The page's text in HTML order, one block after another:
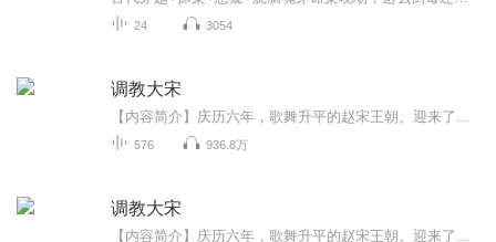
24 3054
调教大宋
576 936.8万
调教大宋